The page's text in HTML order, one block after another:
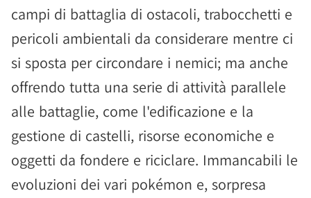
campi di battaglia di ostacoli, trabocchetti e
pericoli ambientali da considerare mentre ci
si sposta per circondare i nemici; ma anche
offrendo tutta una serie di attività parallele
alle battaglie, come l'edificazione e la
gestione di castelli, risorse economiche e
oggetti da fondere e riciclare. Immancabili le
evoluzioni dei vari pokémon e, sorpresa